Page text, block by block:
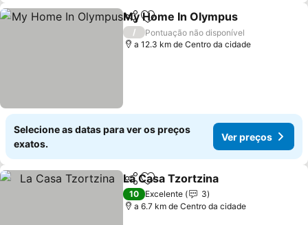
PartilharAdicionar aos favoritos
My Home In Olympus
/
Pontuação não disponível
a 12.3 km de Centro da cidade
Selecione as datas para ver os preços
exatos.
Ver preços
PartilharAdicionar aos favoritos
La Casa Tzortzina
10 Excelente
3
a 6.7 km de Centro da cidade